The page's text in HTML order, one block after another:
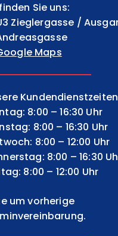
Sie uns:
Zieglergasse /
Maps
8:00 – 16:30 Uhr
8:00 – 16:30 Uhr
8:00 – 12:00 Uhr
8:00 – 16:30
8:00 – 12:00 Uhr
um vorherige